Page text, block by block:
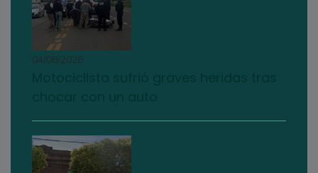
04/08/2026